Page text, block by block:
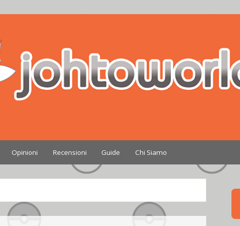
Opinioni Recensioni Guide Chi Siamo